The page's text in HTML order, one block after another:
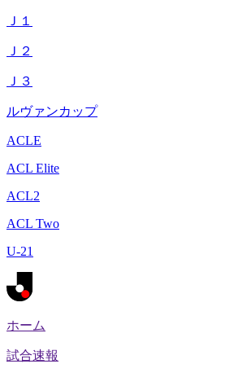
Ｊ１
Ｊ２
Ｊ３
ルヴァンカップ
ACLE
ACL Elite
ACL2
ACL Two
U-21
ホーム
試合速報